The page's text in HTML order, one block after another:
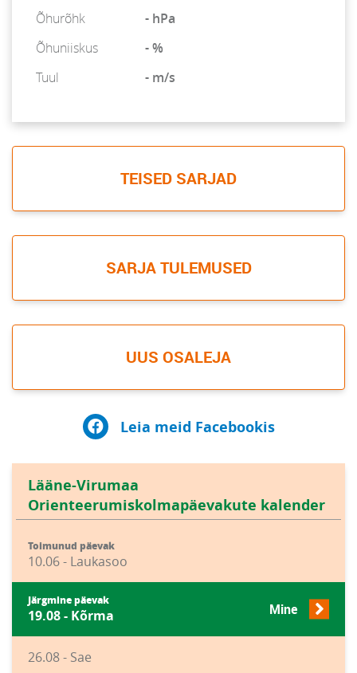
Õhurõhk
- hPa
Õhuniiskus
- %
Tuul
- m/s
TEISED SARJAD
SARJA TULEMUSED
UUS OSALEJA
Leia meid Facebookis
Lääne-Virumaa
Orienteerumiskolmapäevakute kalender
Toimunud päevak
10.06 - Laukasoo
Järgmine päevak
19.08 - Kõrma Mine
26.08 - Sae